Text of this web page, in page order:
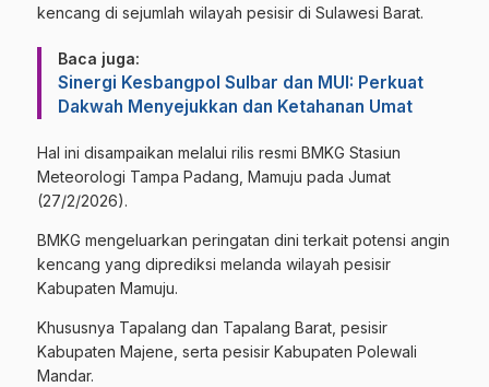
kencang di sejumlah wilayah pesisir di Sulawesi Barat.
Baca juga:
Sinergi Kesbangpol Sulbar dan MUI: Perkuat
Dakwah Menyejukkan dan Ketahanan Umat
Hal ini disampaikan melalui rilis resmi BMKG Stasiun
Meteorologi Tampa Padang, Mamuju pada Jumat
(27/2/2026).
​BMKG mengeluarkan peringatan dini terkait potensi angin
kencang yang diprediksi melanda wilayah pesisir
Kabupaten Mamuju.
Khususnya Tapalang dan Tapalang Barat, pesisir
Kabupaten Majene, serta pesisir Kabupaten Polewali
Mandar.